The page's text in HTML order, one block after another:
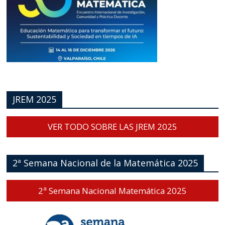
JREM 2025
VER TODO SOBRE LAS JREM 2025
2ª Semana Nacional de la Matemática 2025
2ª Semana Nacional Matemática 2025